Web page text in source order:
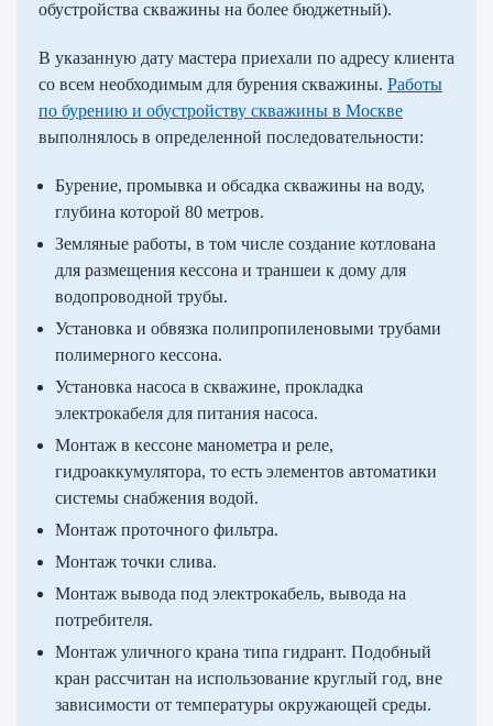
обустройства скважины на более бюджетный).
В указанную дату мастера приехали по адресу клиента
со всем необходимым для бурения скважины. Работы
по бурению и обустройству скважины в Москве
выполнялось в определенной последовательности:
Бурение, промывка и обсадка скважины на воду,
глубина которой 80 метров.
Земляные работы, в том числе создание котлована
для размещения кессона и траншеи к дому для
водопроводной трубы.
Установка и обвязка полипропиленовыми трубами
полимерного кессона.
Установка насоса в скважине, прокладка
электрокабеля для питания насоса.
Монтаж в кессоне манометра и реле,
гидроаккумулятора, то есть элементов автоматики
системы снабжения водой.
Монтаж проточного фильтра.
Монтаж точки слива.
Монтаж вывода под электрокабель, вывода на
потребителя.
Монтаж уличного крана типа гидрант. Подобный
кран рассчитан на использование круглый год, вне
зависимости от температуры окружающей среды.